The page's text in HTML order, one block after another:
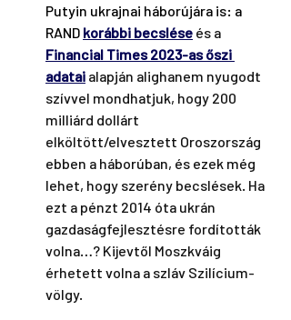
Putyin ukrajnai háborújára is: a
RAND korábbi becslése és a
Financial Times 2023-as őszi
adatai alapján alighanem nyugodt
szívvel mondhatjuk, hogy 200
milliárd dollárt
elköltött/elvesztett Oroszország
ebben a háborúban, és ezek még
lehet, hogy szerény becslések. Ha
ezt a pénzt 2014 óta ukrán
gazdaságfejlesztésre fordították
volna…? Kijevtől Moszkváig
érhetett volna a szláv Szilícium-
völgy.